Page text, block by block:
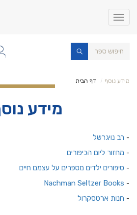
Toggle
navigation
דף הבית מידע נוסף
מידע
- רב נויגרשל
- מחזור ליום הכיפורים
- סיפורים ילדים מספרים על עצמם חיים
-
Nachman Seltzer Books
- חנות ארטסקרול